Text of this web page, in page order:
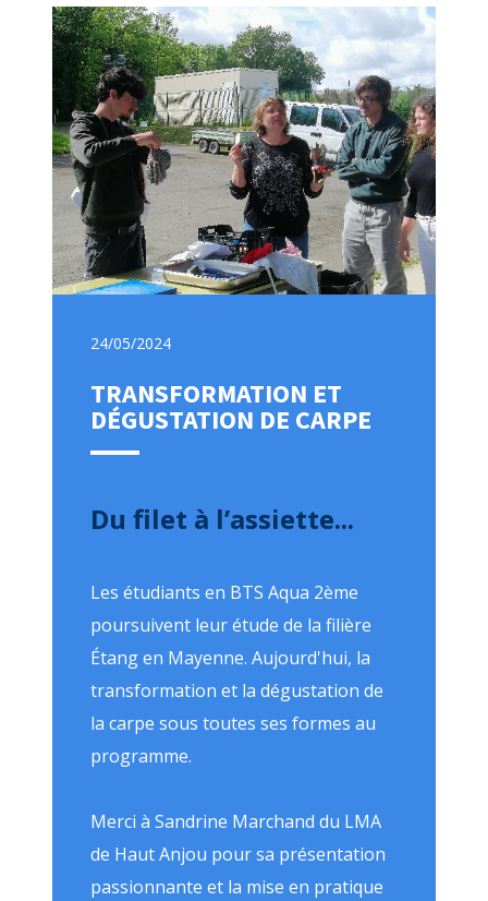
24/05/2024
TRANSFORMATION ET
DÉGUSTATION DE CARPE
Du filet à l’assiette...
Les étudiants en BTS Aqua 2ème
poursuivent leur étude de la filière
Étang en Mayenne. Aujourd'hui, la
transformation et la dégustation de
la carpe sous toutes ses formes au
programme.
Merci à Sandrine Marchand du LMA
de Haut Anjou pour sa présentation
passionnante et la mise en pratique